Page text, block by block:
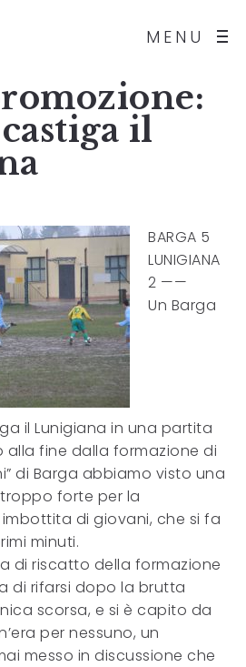
MENU
il
BARGA 5
LUNIGIANA
2 ——
Un Barga
il Lunigiana in una partita
alla fine dalla formazione di
di Barga abbiamo visto una
forte per la
di giovani, che si fa
minuti.
di riscatto della formazione
di rifarsi dopo la brutta
scorsa, e si è capito da
per nessuno, un
messo in discussione che